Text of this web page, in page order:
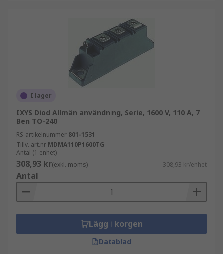
I lager
IXYS Diod Allmän användning, Serie, 1600 V, 110 A, 7
Ben TO-240
RS-artikelnummer 801-1531
Tillv. art.nr MDMA110P1600TG
Antal (1 enhet)
308,93 kr(exkl. moms) 308,93 kr/enhet
Antal
Lägg i korgen
Datablad